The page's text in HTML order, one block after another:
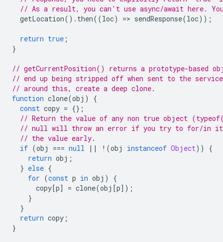
// As a result, you can't use async/await here.
getLocation(). then((loc) => sendResponse(loc));
return true ;
}
// getCurrentPosition() returns a prototype-based
// end up being stripped off when sent to the
// around this, create a deep clone.
function clone(obj )
{
const copy = {};
// Return the value of any non true object
// null will throw an error if you try to for/in
// the value early.
if (obj === null || ! (obj instanceof Object))
{
return obj ;
} else {
for (const p in obj )
{
copy[p] = clone(obj [p]);
}
}
return copy ;
}